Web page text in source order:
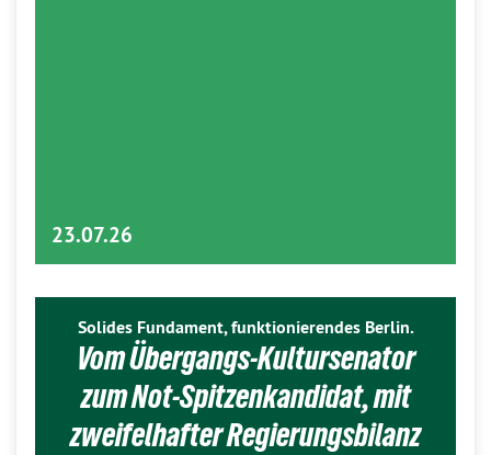
23.07.26
Solides Fundament, funktionierendes Berlin.
Vom Übergangs-Kultursenator
zum Not-Spitzenkandidat, mit
zweifelhafter Regierungsbilanz